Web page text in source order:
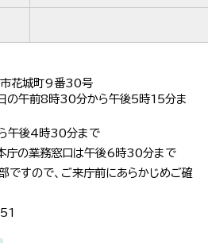
花城町9番30号
午前8時30分から午後5時15分ま
午後4時30分まで
庁の業務窓口は午後6時30分まで
ですので、ご来庁前にあらかじめご確